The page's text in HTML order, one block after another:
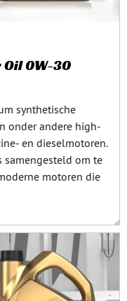
Oil 0W-30
synthetische
onder andere high-
en dieselmotoren.
samengesteld om te
motoren die